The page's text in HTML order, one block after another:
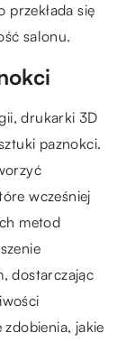
przekłada się
salonu.
drukarki 3D
paznokci.
wcześniej
metod
dostarczając
jakie